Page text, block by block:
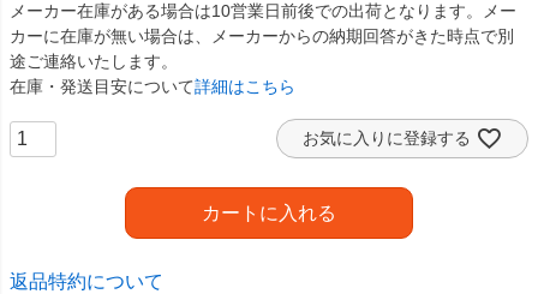
メーカー在庫がある場合は10営業日前後での出荷となります。メー
カーに在庫が無い場合は、メーカーからの納期回答がきた時点で別
途ご連絡いたします。
在庫・発送目安について詳細はこちら
お気に入りに登録する
カートに入れる
返品特約について